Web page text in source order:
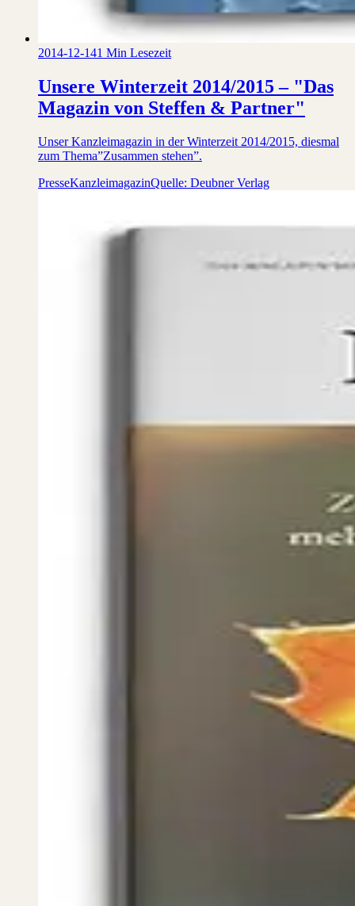
2014-12-141 Min Lesezeit
Unsere Winterzeit 2014/2015 – "Das
Magazin von Steffen & Partner"
Unser Kanzleimagazin in der Winterzeit 2014/2015, diesmal
zum Thema”Zusammen stehen”.
PresseKanzleimagazinQuelle: Deubner Verlag